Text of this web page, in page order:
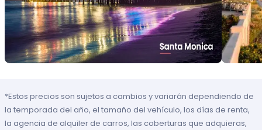
*Estos precios son sujetos a cambios y variarán dependiendo de
la temporada del año, el tamaño del vehículo, los días de renta,
la agencia de alquiler de carros, las coberturas que adquieras,